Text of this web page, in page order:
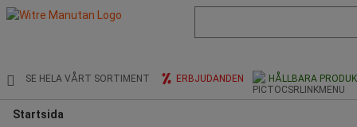
och
SE HELA VÅRT SORTIMENT ERBJUDANDEN HÅLLBARA
Startsida